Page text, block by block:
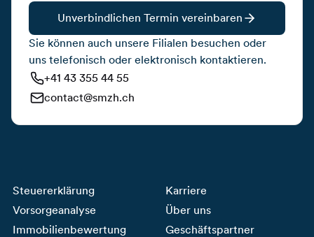
Unverbindlichen Termin vereinbaren
Sie können auch unsere Filialen besuchen oder
uns telefonisch oder elektronisch kontaktieren.
+41 43 355 44 55
contact@smzh.ch
Steuererklärung
Vorsorgeanalyse
Immobilienbewertung
Karriere
Über uns
Geschäftspartner